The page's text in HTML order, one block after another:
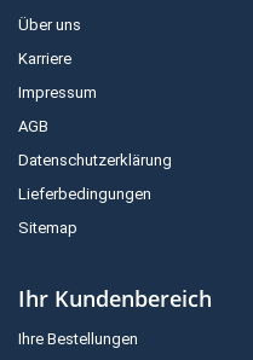
Über uns
Karriere
Impressum
AGB
Datenschutzerklärung
Lieferbedingungen
Sitemap
Ihr Kundenbereich
Ihre Bestellungen